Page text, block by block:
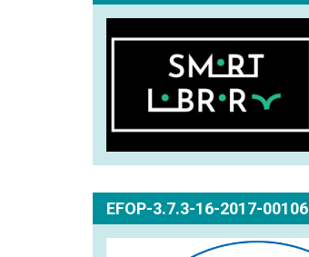
EFOP-3.7.3-16-2017-00106